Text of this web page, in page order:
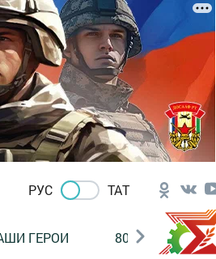
РУС ТАТ
ГЕРОИ 80 ЛЕТ ПОБЕДЫ!